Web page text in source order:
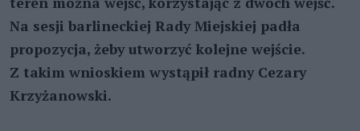
Na sesji barlineckiej Rady Miejskiej padła
propozycja, żeby utworzyć kolejne wejście.
Z takim wnioskiem wystąpił radny Cezary
Krzyżanowski.